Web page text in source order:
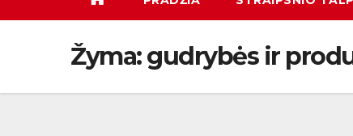
Žyma:gudrybės ir